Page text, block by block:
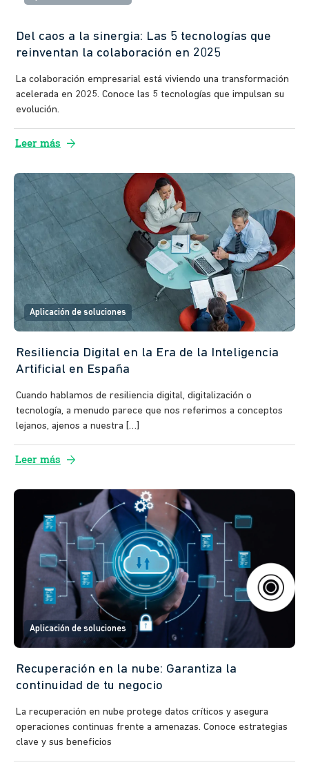
Del caos a la sinergia: Las 5 tecnologías que
reinventan la colaboración en 2025
La colaboración empresarial está viviendo una transformación
acelerada en 2025. Conoce las 5 tecnologías que impulsan su
evolución.
Leer más arrow_forward
Aplicación de soluciones
Resiliencia Digital en la Era de la Inteligencia
Artificial en España
Cuando hablamos de resiliencia digital, digitalización o
tecnología, a menudo parece que nos referimos a conceptos
lejanos, ajenos a nuestra […]
Leer más arrow_forward
Aplicación de soluciones
Recuperación en la nube: Garantiza la
continuidad de tu negocio
La recuperación en nube protege datos críticos y asegura
operaciones continuas frente a amenazas. Conoce estrategias
clave y sus beneficios